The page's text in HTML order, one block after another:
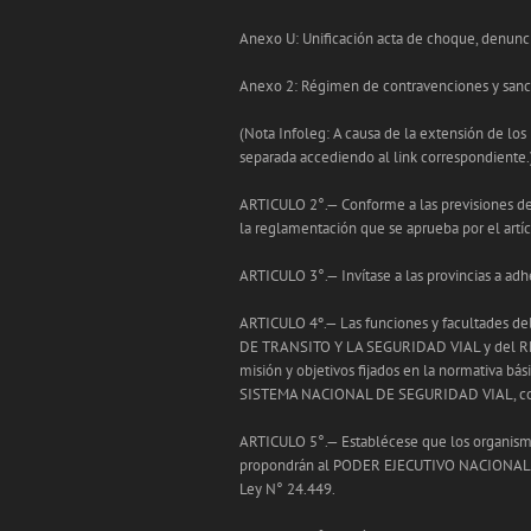
Anexo U: Unificación acta de choque,
Anexo 2: Régimen de contravenciones y
(Nota Infoleg: A causa de la extensión de
separada accediendo al link
ARTICULO 2°.— Conforme a las previsiones
la reglamentación que se aprueba por el
ARTICULO 3°.— Invítase a las provincias a
ARTICULO 4º.— Las funciones y facultades
DE TRANSITO Y LA SEGURIDAD VIAL y del
misión y objetivos fijados en la normativa
SISTEMA NACIONAL DE SEGURIDAD
ARTICULO 5°.— Establécese que los
propondrán al PODER EJECUTIVO
Ley N° 24.449.